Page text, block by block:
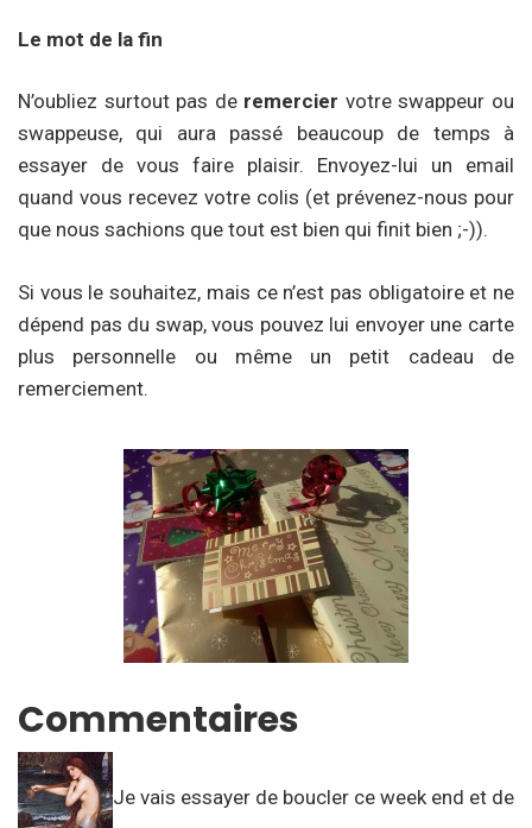
Le mot de la fin
N’oubliez surtout pas de remercier votre swappeur ou
swappeuse, qui aura passé beaucoup de temps à
essayer de vous faire plaisir. Envoyez-lui un email
quand vous recevez votre colis (et prévenez-nous pour
que nous sachions que tout est bien qui finit bien ;-)).
Si vous le souhaitez, mais ce n’est pas obligatoire et ne
dépend pas du swap, vous pouvez lui envoyer une carte
plus personnelle ou même un petit cadeau de
remerciement.
Commentaires
Je vais essayer de boucler ce week end et de